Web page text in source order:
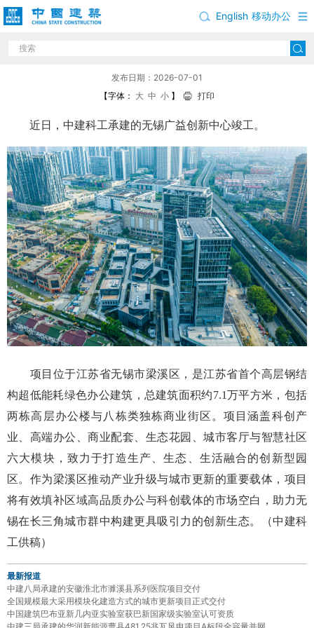
移动办公
English
发布日期：2026-07-01
【字体： 大 中 小 】 打印
近日，中建科工承建的无锡广益创新中心竣工。
项目位于江苏省无锡市梁溪区，是江苏省首个高层钢结
构超低能耗绿色办公建筑，总建筑面积约7.1万平方米，包括
两栋高层办公楼与八栋类独栋商业街区。项目涵盖科创产
业、高端办公、商业配套、生态花园、城市客厅与智慧社区
六大模块，致力于打造生产、生态、生活融合的创新型园
区。作为梁溪区推动产业升级与城市更新的重要载体，项目
将有效填补区域高品质办公与科创载体的市场空白，助力无
锡在长三角城市群中构建更具吸引力的创新生态。（中建科
工供稿）
最新报道
中建八局承建的安徽淮北市濉溪县系列医院项目交付
全国规模最大采用模块化建造方式的城市更新项目正式交付
中国建筑巴布亚新几内亚实验室获巴新国家级实验室认可资质